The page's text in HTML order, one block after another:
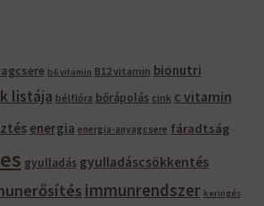
b6 vitamin B12 vitamin bionutri
listája bélflóra bőrápolás cink c vitamin
energia energia-anyagcsere fáradtság
gyulladás gyulladáscsökkentés
immunrendszer keringés